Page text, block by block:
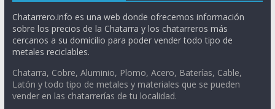
Chatarrero.info es una web donde ofrecemos información
sobre los precios de la Chatarra y los chatarreros más
cercanos a su domicilio para poder vender todo tipo de
metales reciclables.
Chatarra, Cobre, Aluminio, Plomo, Acero, Baterías, Cable,
Latón y todo tipo de metales y materiales que se pueden
vender en las chatarrerías de tu localidad.